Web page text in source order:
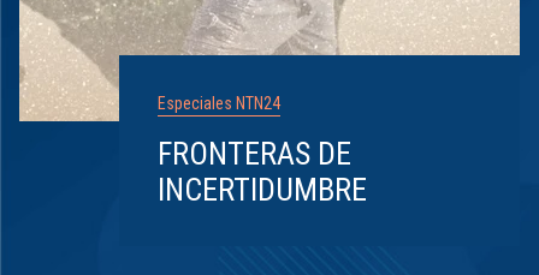
Especiales NTN24
FRONTERAS DE
INCERTIDUMBRE